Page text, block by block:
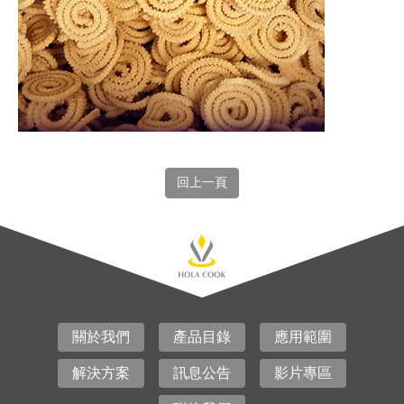
回上一頁
關於我們 產品目錄 應用範圍
解決方案 訊息公告 影片專區